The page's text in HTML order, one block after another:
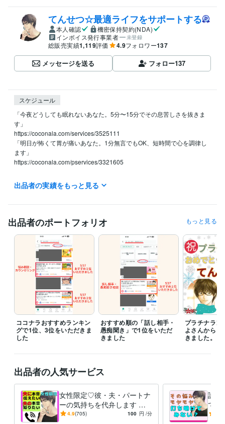
てんせつ☆最適ライフをサポートする
本人確認
機密保持契約(NDA)
インボイス発行事業者
未登録
総販売実績1,119評価 4.9フォロワー137
メッセージを送る フォロー137
スケジュール
「今夜どうしても眠れないあなた。5分〜15分でその息苦しさを抜きま
す」
https://coconala.com/services/3525111
「明日が怖くて胃が痛いあなた。1分無言でもOK、短時間で心を調律し
ます」
https://coconala.com/pservices/3321605
1人で寂しい
モヤモヤする
誰かと繋がりたい
何とかしたい
解決したい
じっくり、ゆったり話したい、
気軽に話したい　など
予約される方も
まずは最初にDMしてみてください♡
その後に予約をお願いします。
予約を確定してしまうとシステム上、日程変更ができませんので、
確認しながら一緒に決めましょう。
待機中でなくても
電話やチャット対応中の場合でも
即レスできませんが、返信するのでメッセージしてみてね♡
今、一番人気ある電話相談はこちら
【女性限定】夫やパートナーの本音を知りたい方
https://coconala.com/services/3296067
出品者の実績をもっと見る
出品者のポートフォリオ もっと見る
ココナラおすすめランキン
グで1位、3位をいただきま
した
おすすめ順の「話し相手・
愚痴聞き」で1位をいただ
きました
プラチナラン
よさんからも
きました。
出品者の人気サービス
女性限定♡彼・夫・パートナ
ーの気持ちを代弁します 女
同志では解らない！男性に直
4.9(705) 100 円 /分
誰に
でる
心の